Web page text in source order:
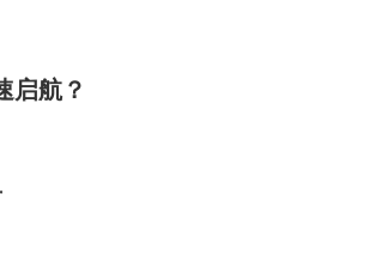
位新生代求职者能否突破偏见成为
、光线影业刘同、悟空租车朱旭
节目通过真实求职场景的还原，展
径。
启航？